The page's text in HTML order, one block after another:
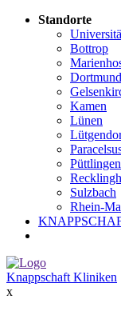
Standorte
Bottrop
Dortmund
Kamen
Lünen
Püttlingen
Sulzbach
Rhein-
Knappschaft Kliniken
x